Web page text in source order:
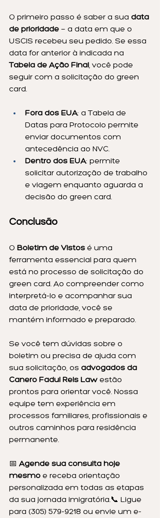
O primeiro passo é saber a sua data
de prioridade — a data em que o
USCIS recebeu seu pedido. Se essa
data for anterior à indicada na
Tabela de Ação Final, você pode
seguir com a solicitação do green
card.
Fora dos EUA: a Tabela de
Datas para Protocolo permite
enviar documentos com
antecedência ao NVC.
Dentro dos EUA: permite
solicitar autorização de trabalho
e viagem enquanto aguarda a
decisão do green card.
Conclusão
O Boletim de Vistos é uma
ferramenta essencial para quem
está no processo de solicitação do
green card. Ao compreender como
interpretá-lo e acompanhar sua
data de prioridade, você se
mantém informado e preparado.
Se você tem dúvidas sobre o
boletim ou precisa de ajuda com
sua solicitação, os advogados da
Canero Fadul Reis Law estão
prontos para orientar você. Nossa
equipe tem experiência em
processos familiares, profissionais e
outros caminhos para residência
permanente.
📅 Agende sua consulta hoje
mesmo e receba orientação
personalizada em todas as etapas
da sua jornada imigratória.📞 Ligue
para (305) 579-9218 ou envie um e-